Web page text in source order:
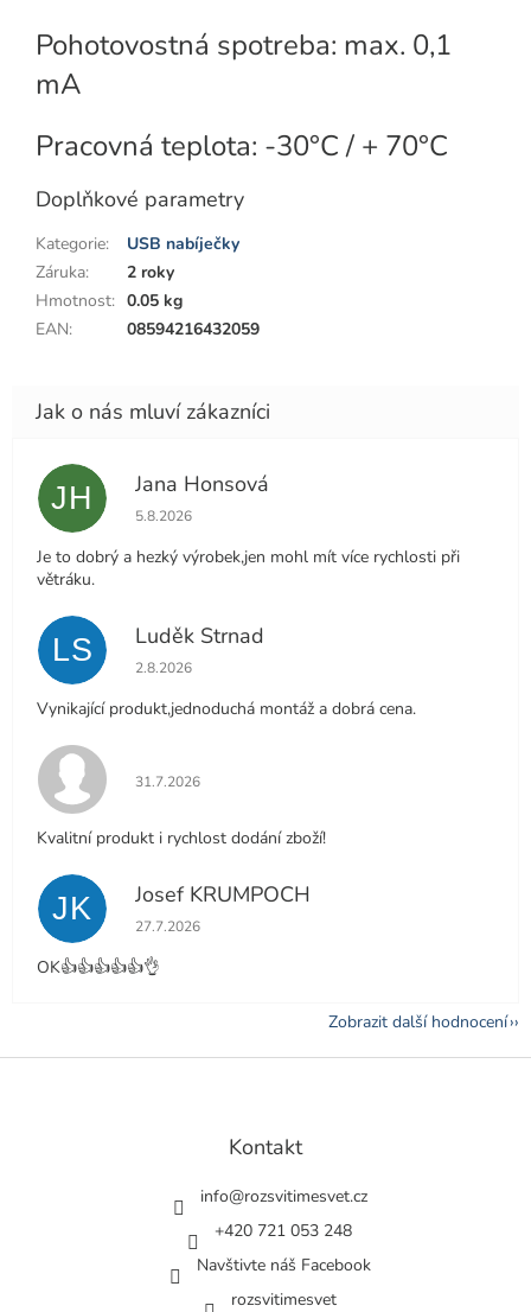
Pohotovostná spotreba: max. 0,1
mA
Pracovná teplota: -30°C / + 70°C
Doplňkové parametry
Kategorie:
USB nabíječky
Záruka:
2 roky
Hmotnost: 0.05 kg
EAN: 08594216432059
JH Jana Honsová
Hodnocení obchodu je 5 z 5 hvězdiček.
5.8.2026
Je to dobrý a hezký výrobek,jen mohl mít více rychlosti při
větráku.
LS Luděk Strnad
Hodnocení obchodu je 5 z 5 hvězdiček.
2.8.2026
Vynikající produkt,jednoduchá montáž a dobrá cena.
Hodnocení obchodu je 5 z 5 hvězdiček.
31.7.2026
Kvalitní produkt i rychlost dodání zboží!
JK Josef KRUMPOCH
Hodnocení obchodu je 5 z 5 hvězdiček.
27.7.2026
OK👍👍👍👍👍👌
Zobrazit další hodnocení
Z
Kontakt
info@rozsvitimesvet.cz
+420 721 053 248
Navštivte náš Facebook
rozsvitimesvet